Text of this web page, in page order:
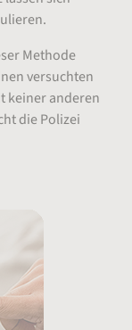
Methode
versuchten
keiner anderen
die Polizei